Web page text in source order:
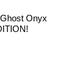
Onyx